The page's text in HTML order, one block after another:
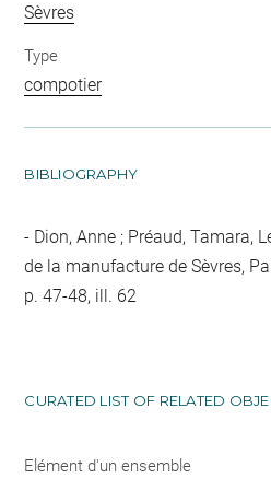
Sèvres
Type
compotier
BIBLIOGRAPHY
Dion, Anne ; Préaud, Tamara,
de la manufacture de Sèvres,
p. 47-48, ill. 62
CURATED LIST OF RELATED
Elément d'un ensemble